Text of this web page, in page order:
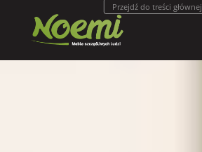
Przejdź do treści głównej